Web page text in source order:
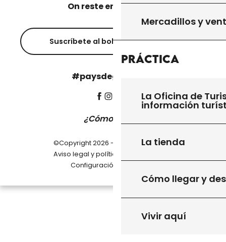
Mercadillos y
Práctica
La Oficina de
información
La tienda
Cómo llegar y
Vivir aquí
On reste en contact ?
Suscríbete al boletín informativo
#paysdegourdon !
¿Cómo llegar?
©Copyright 2026 - Pays de Gourdon
Aviso legal y política de privacidad
Configuración de cookies